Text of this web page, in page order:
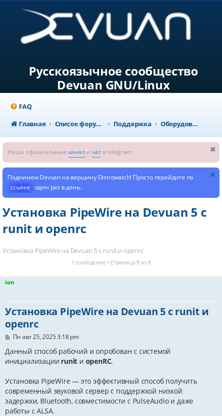
Русскоязычное сообщество
Devuan GNU/Linux
FAQ
Главная
Список форумов Поддержка Оборудование и конфигурация системы
Наши официальные канал и чатв telegram
Поднимем Devuan на вершину Distrowatch! Просто перейдите по
ссылке один раз в день.
Установка PipeWire на Devuan 5 с
runit и openrc
Установка PipeWire на Devuan 5 с runit и openrc
1 сообщение • Страница 1 из 1
ion
Установка PipeWire на Devuan 5 с runit и
openrc
С
о
щ
н
и
е
Пн авг 25, 2025 3:18 pm
Данный способ рабочий и опробован с системой
инициализации runit и оpenRC.
Установка PipeWire — это эффективный способ получить
современный звуковой сервер с поддержкой низкой
задержки, Bluetooth, совместимости с PulseAudio и даже
работы с ALSA.